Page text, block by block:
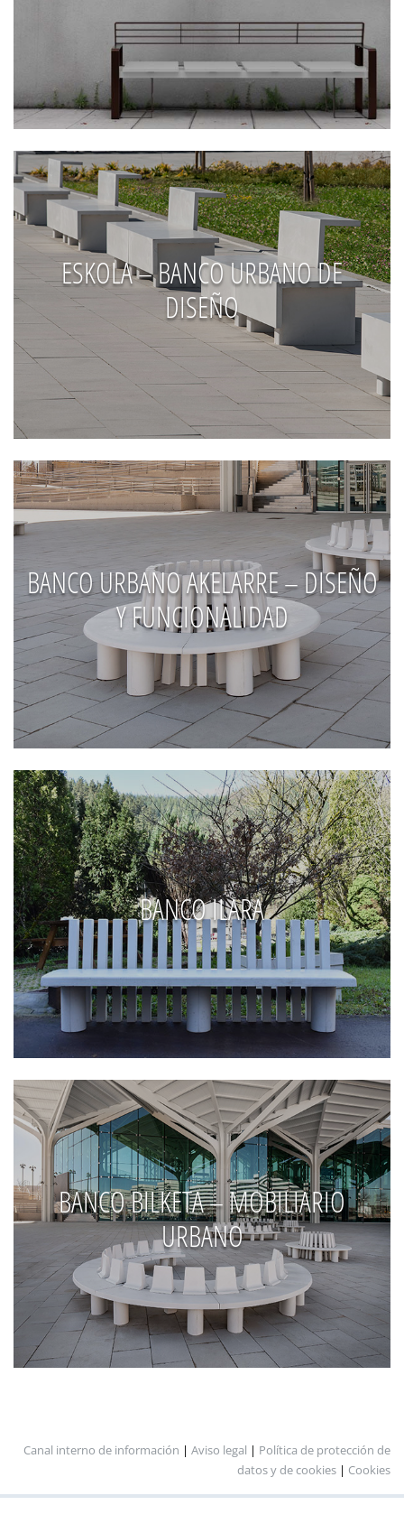
ESKOLA – BANCO URBANO DE
DISEÑO
BANCO URBANO AKELARRE – DISEÑO
Y FUNCIONALIDAD
BANCO ILARA
BANCO BILKETA – MOBILIARIO
URBANO
Canal interno de información | Aviso legal | Política de protección de
datos y de cookies | Cookies